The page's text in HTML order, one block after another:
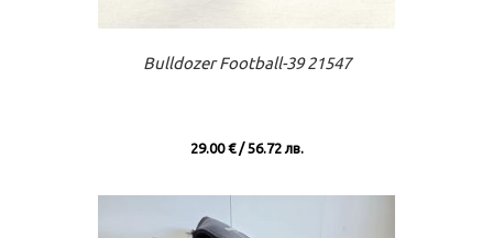
Към касата Виж повече
Bulldozer Football-39 21547
29.00 € / 56.72 лв.